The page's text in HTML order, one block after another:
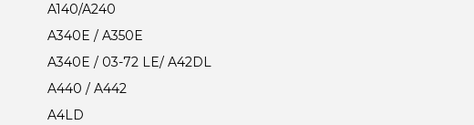
A140/A240
A340E / A350E
A340E / 03-72 LE/ A42DL
A440 / A442
A4LD